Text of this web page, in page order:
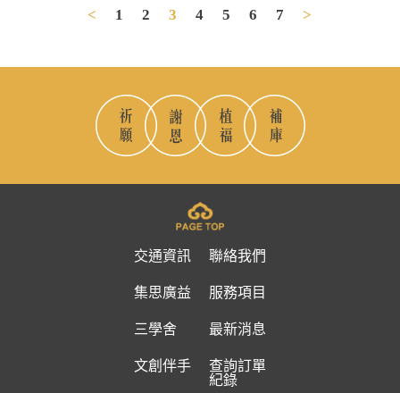
< 1 2 3 4 5 6 7 >
交通資訊 聯絡我們
集思廣益 服務項目
三學舍 最新消息
文創伴手
查詢訂單
紀錄